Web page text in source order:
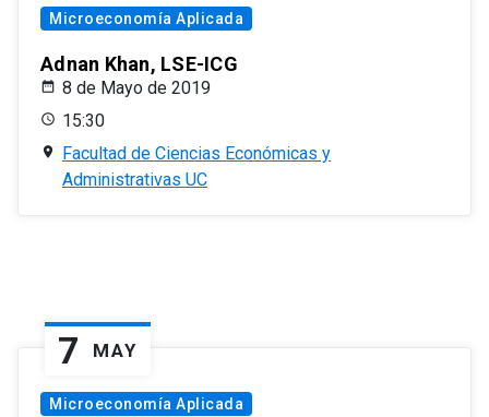
Microeconomía Aplicada
Adnan Khan, LSE-ICG
8 de Mayo de 2019
15:30
Facultad de Ciencias Económicas y
Administrativas UC
7 MAY
Microeconomía Aplicada